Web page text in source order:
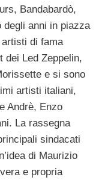
Bandabardò,
degli anni in piazza
di fama
dei Led Zeppelin,
e si sono
artisti italiani,
Andrè, Enzo
La rassegna
sindacati
di Maurizio
e propria